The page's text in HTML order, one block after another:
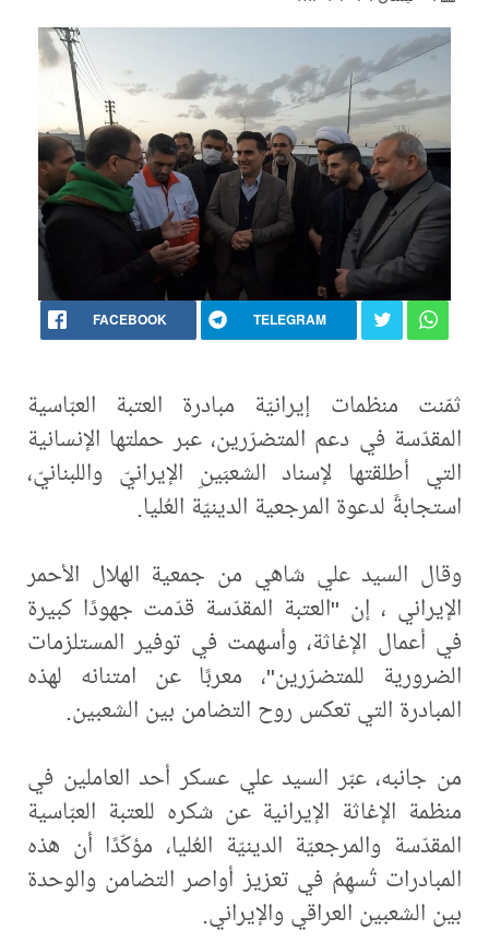
FACEBOOK TELEGRAM
ثمّنت منظمات إيرانيّة مبادرة العتبة العبّاسية
المقدّسة في دعم المتضرّرين، عبر حملتها الإنسانية
التي أطلقتها لإسناد الشعبَينِ الإيرانيّ واللبنانيّ،
استجابةً لدعوة المرجعية الدينيّة العُليا.
وقال السيد علي شاهي من جمعية الهلال الأحمر
الإيراني ، إن "العتبة المقدّسة قدّمت جهودًا كبيرة
في أعمال الإغاثة، وأسهمت في توفير المستلزمات
الضرورية للمتضرّرين"، معربًا عن امتنانه لهذه
المبادرة التي تعكس روح التضامن بين الشعبين.
من جانبه، عبّر السيد علي عسكر أحد العاملين في
منظمة الإغاثة الإيرانية عن شكره للعتبة العبّاسية
المقدّسة والمرجعيّة الدينيّة العُليا، مؤكّدًا أن هذه
المبادرات تُسهِمُ في تعزيز أواصر التضامن والوحدة
بين الشعبين العراقي والإيراني.